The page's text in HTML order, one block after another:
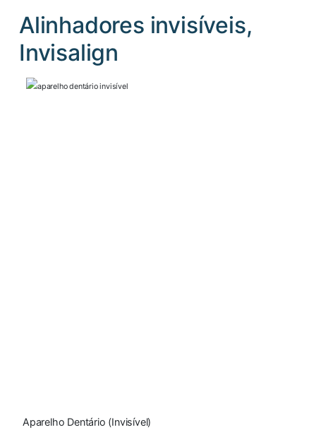
Alinhadores invisíveis,
Invisalign
Aparelho Dentário (Invisível)